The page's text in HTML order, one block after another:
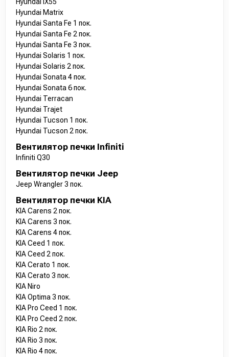
Hyundai IX55
Hyundai Matrix
Hyundai Santa Fe 1 пок.
Hyundai Santa Fe 2 пок.
Hyundai Santa Fe 3 пок.
Hyundai Solaris 1 пок.
Hyundai Solaris 2 пок.
Hyundai Sonata 4 пок.
Hyundai Sonata 6 пок.
Hyundai Terracan
Hyundai Trajet
Hyundai Tucson 1 пок.
Hyundai Tucson 2 пок.
Вентилятор печки Infiniti
Infiniti Q30
Вентилятор печки Jeep
Jeep Wrangler 3 пок.
Вентилятор печки KIA
KIA Carens 2 пок.
KIA Carens 3 пок.
KIA Carens 4 пок.
KIA Ceed 1 пок.
KIA Ceed 2 пок.
KIA Cerato 1 пок.
KIA Cerato 3 пок.
KIA Niro
KIA Optima 3 пок.
KIA Pro Ceed 1 пок.
KIA Pro Ceed 2 пок.
KIA Rio 2 пок.
KIA Rio 3 пок.
KIA Rio 4 пок.